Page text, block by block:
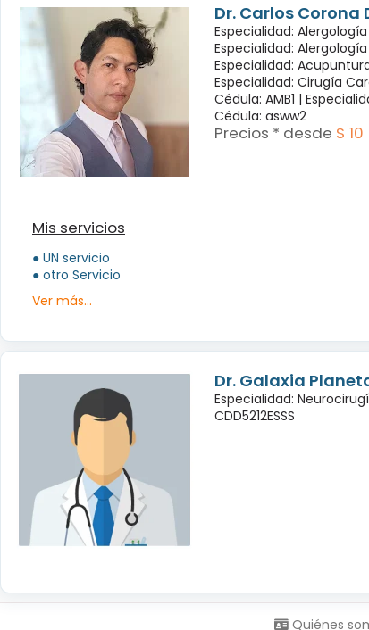
Dr. Carlos Corona
Especialidad:
Especialidad: Alergología
Especialidad:
Especialidad: Cirugía
Cédula: AMB1 |
Cédula: asww2
Precios * desde $ 10
Mis servicios
● UN servicio
● otro Servicio
Ver más...
Dr. Galaxia
Especialidad:
CDD5212ESSS
Quiénes